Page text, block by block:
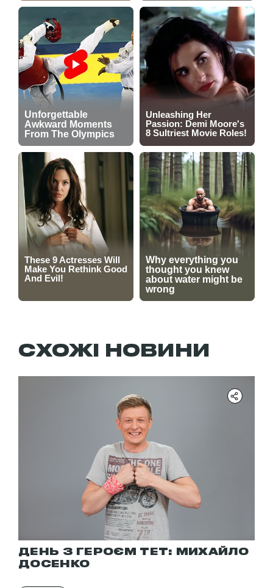
СХОЖІ НОВИНИ
ДЕНЬ З ГЕРОЄМ ТЕТ: МИХАЙЛО
ДОСЕНКО